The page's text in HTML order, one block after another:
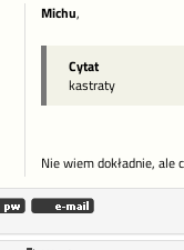
Michu,
Cytat
kastraty
Nie wiem dokładnie, ale